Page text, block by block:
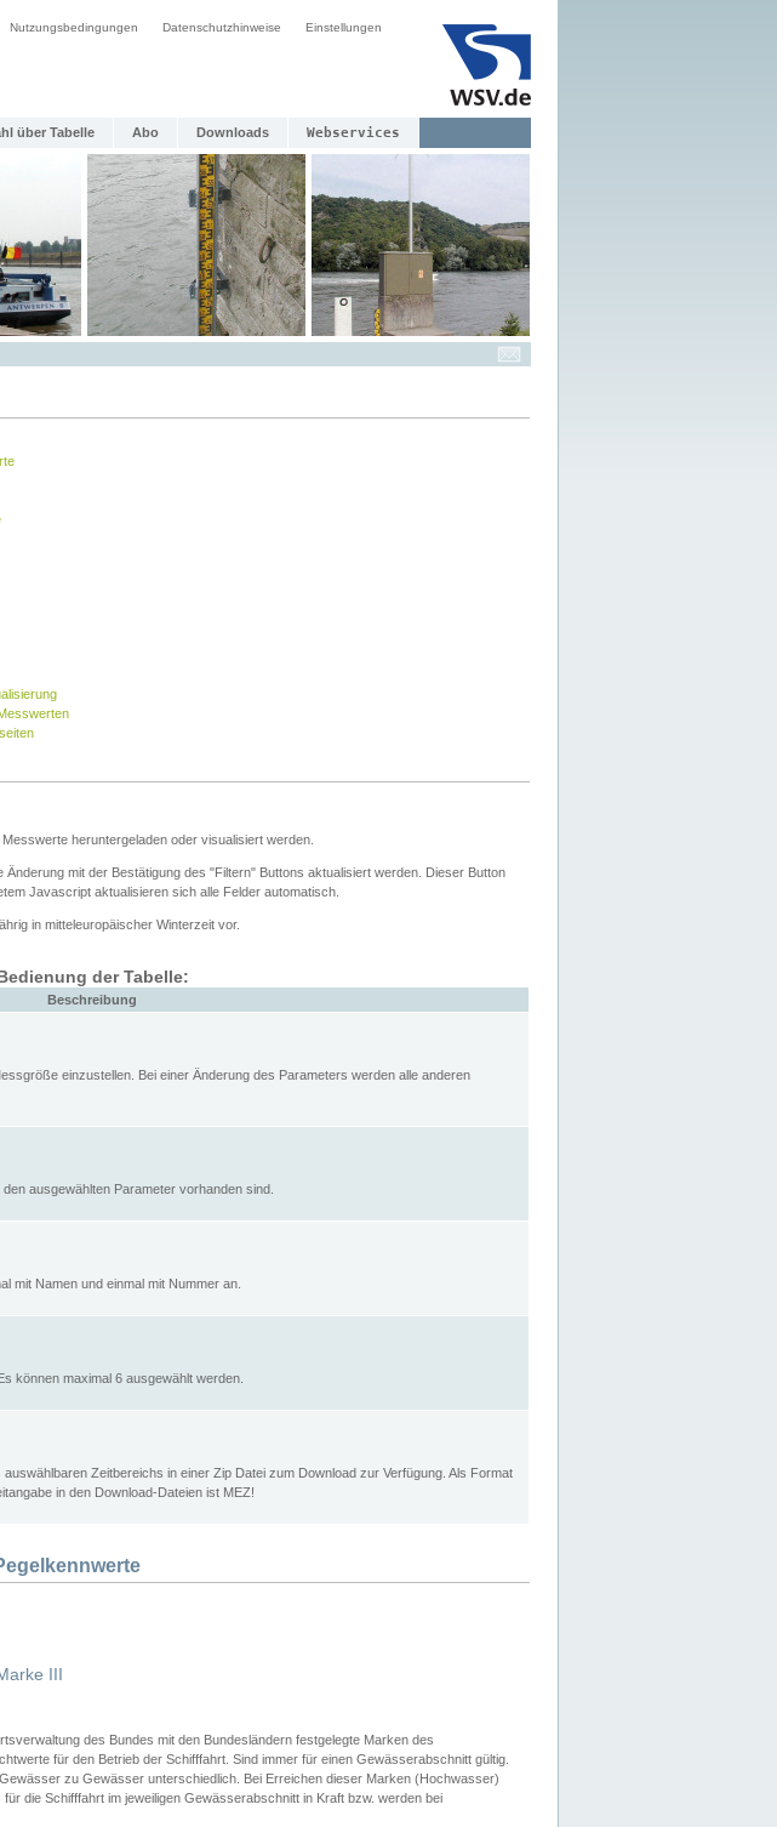
Nutzungsbedingungen Datenschutzhinweise Einstellungen
über Tabelle Abo Downloads Webservices
heruntergeladen oder visualisiert werden.
mit der Bestätigung des "Filtern" Buttons aktualisiert werden. Dieser Button
Javascript aktualisieren sich alle Felder automatisch.
in mitteleuropäischer Winterzeit vor.
der Tabelle:
Beschreibung
einzustellen. Bei einer Änderung des Parameters werden alle anderen
ausgewählten Parameter vorhanden sind.
mit Namen und einmal mit Nummer an.
können maximal 6 ausgewählt werden.
Zeitbereichs in einer Zip Datei zum Download zur Verfügung. Als Format
in den Download-Dateien ist MEZ!
III
des Bundes mit den Bundesländern festgelegte Marken des
für den Betrieb der Schifffahrt. Sind immer für einen Gewässerabschnitt gültig.
zu Gewässer unterschiedlich. Bei Erreichen dieser Marken (Hochwasser)
die Schifffahrt im jeweiligen Gewässerabschnitt in Kraft bzw. werden bei